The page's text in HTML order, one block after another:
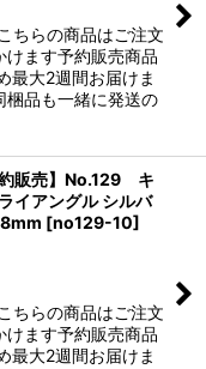
ちらの商品はご注文
けます予約販売商品
最大2週間お届けま
梱品も一緒に発送の
約販売】No.129 キ
イアングル シルバ
[no129-10]
ちらの商品はご注文
けます予約販売商品
最大2週間お届けま